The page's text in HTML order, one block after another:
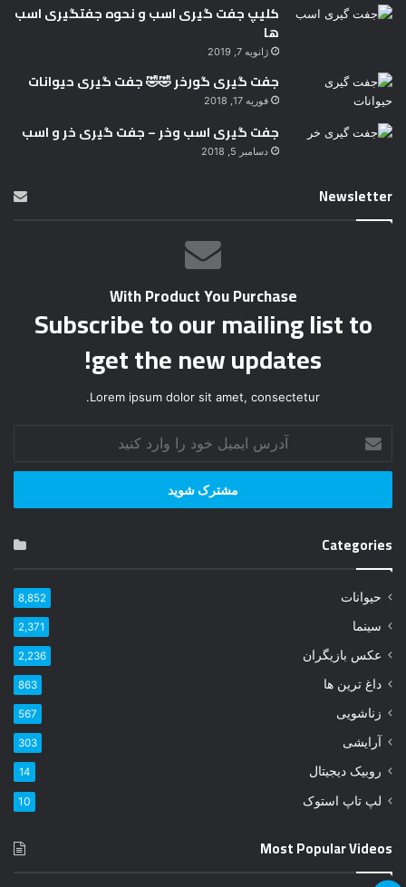
کلیپ جفت گیری اسب و نحوه جفتگیری اسب
ها
ژانویه 7, 2019
جفت گیری گورخر 🤣🤣 جفت گیری حیوانات
فوریه 17, 2018
جفت گیری اسب وخر – جفت گیری خر و اسب
دسامبر 5, 2018
Newsletter
With Product You Purchase
Subscribe to our mailing list to
get the new updates!
Lorem ipsum dolor sit amet, consectetur.
ر
ا
م
ی
خ
و
ر
ا
ا
ر
ک
ن
Categories
حیوانات 8,852
سینما 2,371
عکس بازیگران 2,236
داغ ترین ها 863
زناشویی 567
آرایشی 303
روبیک دیجیتال 14
لپ تاپ استوک 10
Most Popular Videos